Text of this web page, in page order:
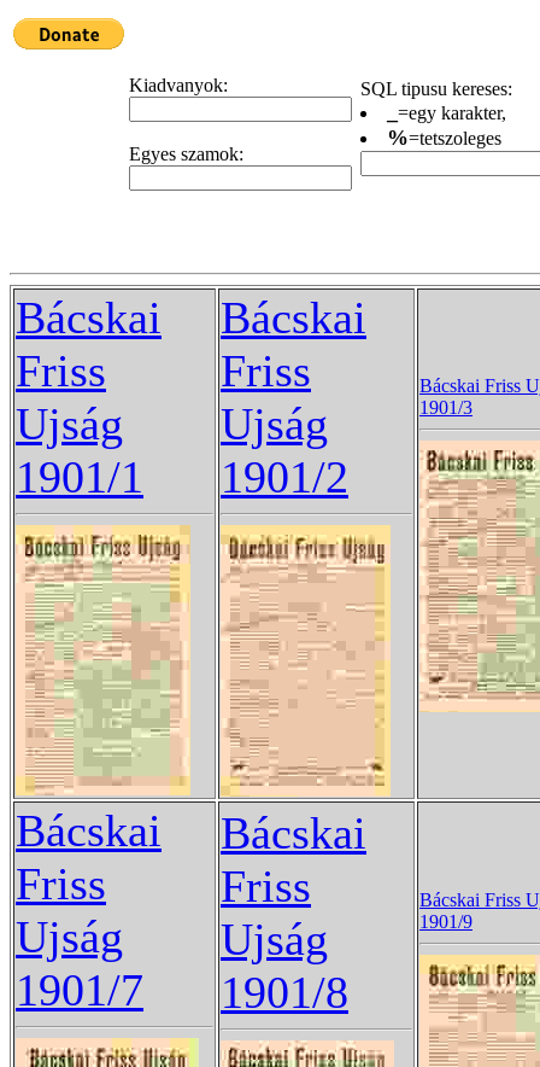
Kiadvanyok:
Egyes szamok:
SQL tipusu kereses:
=egy karakter,
%=tetszoleges
Bácskai
Friss
Ujság
1901/1
Bácskai
Friss
Ujság
1901/2
Bácskai Friss
1901/3
Bácskai
Friss
Ujság
1901/7
Bácskai
Friss
Ujság
1901/8
Bácskai Friss
1901/9